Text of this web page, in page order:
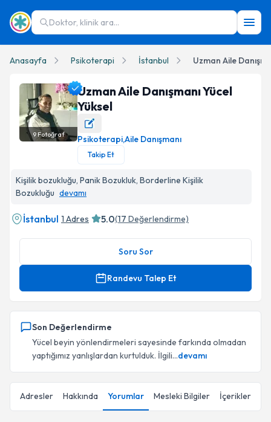
Doktor, klinik ara...
Anasayfa Psikoterapi İstanbul Uzman Aile
Uzman Aile Danışmanı Yücel Yüksel Profil Fotoğrafı
9Fotoğraf
Uzman Aile Danışmanı Yücel
Yüksel
Psikoterapi,Aile Danışmanı
Takip Et
Kişilik bozukluğu, Panik Bozukluk, Borderline Kişilik
Bozukluğu devamı
İstanbul 1 Adres 5.0(17 Değerlendirme)
Soru Sor
Randevu Talep Et
Son Değerlendirme
Yücel beyin yönlendirmeleri sayesinde farkında olmadan
yaptığımız yanlışlardan kurtulduk. İlgili...devamı
Adresler Hakkında Yorumlar Mesleki Bilgiler İçerikler